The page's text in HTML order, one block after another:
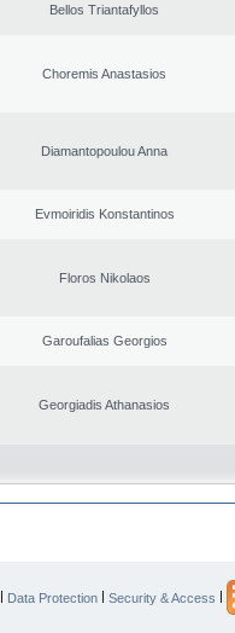
Bellos Triantafyllos
Choremis Anastasios
Diamantopoulou Anna
Evmoiridis Konstantinos
Floros Nikolaos
Garoufalias Georgios
Georgiadis Athanasios
| Data Protection | Security & Access |